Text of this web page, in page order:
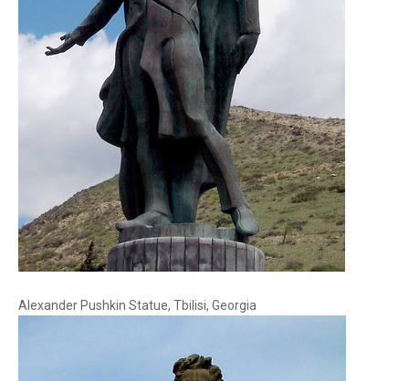
Alexander Pushkin Statue, Tbilisi, Georgia